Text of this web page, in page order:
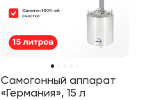
Самогонный аппарат
«Германия», 15 л